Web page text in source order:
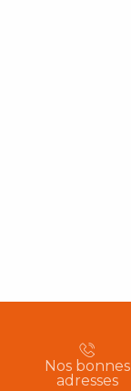
Nos bonnes
adresses